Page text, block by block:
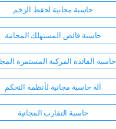
حاسبة مجانية لحفظ الزخم
حاسبة فائض المستهلك المجانية
حاسبة الفائدة المركبة المستمرة
آلة حاسبة مجانية لأنظمة التحكم
حاسبة التقارب المجانية